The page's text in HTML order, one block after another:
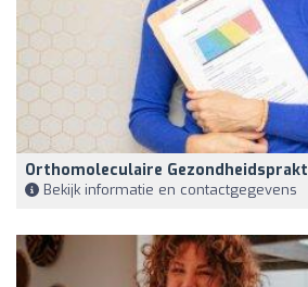
Orthomoleculaire
Bekijk informatie en contactgegevens